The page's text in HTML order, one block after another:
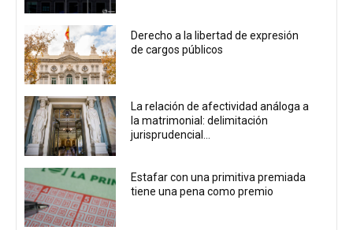
Derecho a la libertad de expresión
de cargos públicos
La relación de afectividad análoga a
la matrimonial: delimitación
jurisprudencial...
Estafar con una primitiva premiada
tiene una pena como premio